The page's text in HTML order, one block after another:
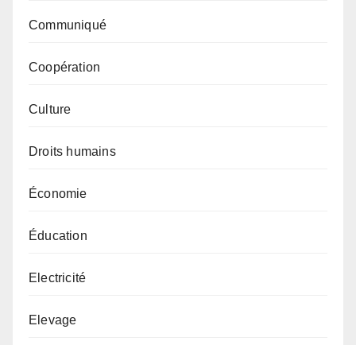
Communiqué
Coopération
Culture
Droits humains
Économie
Éducation
Electricité
Elevage